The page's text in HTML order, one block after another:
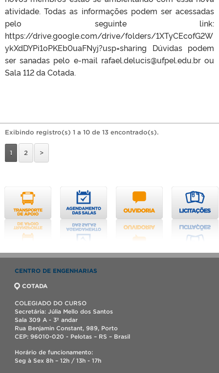
atividade. Todas as informações podem ser acessadas
pelo seguinte link:
https://drive.google.com/drive/folders/1XTyCEcofG2W
ykXdDYPi1oPKEb0uaFNyj?usp=sharing Dúvidas podem
ser sanadas pelo e-mail rafael.delucis@ufpel.edu.br ou
Sala 112 da Cotada.
Exibindo registro(s) 1 a 10 de 13 encontrado(s).
1 2 >
CENTRO DE ENGENHARIAS
COTADA
COLEGIADO DO CURSO
Secretária: Júlia Mello dos Santos
Sala 309 A - 3º andar
Rua Benjamin Constant, 989, Porto
CEP: 96010-020 - Pelotas – RS – Brasil
Horário de funcionamento:
Seg à Sex 8h – 12h / 13h - 17h